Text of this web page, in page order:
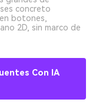
concreto
botones,
2D, sin marco de
Con IA